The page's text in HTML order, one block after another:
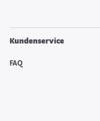
Kundenservice
FAQ